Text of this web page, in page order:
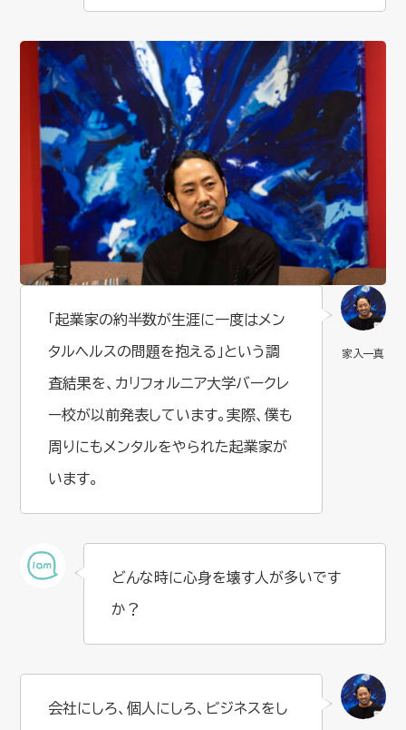
「起業家の約半数が生涯に一度はメン
タルヘルスの問題を抱える」という調
査結果を、カリフォルニア大学バークレ
ー校が以前発表しています。実際、僕も
周りにもメンタルをやられた起業家が
います。
どんな時に心身を壊す人が多いです
か？
会社にしろ、個人にしろ、ビジネスをし